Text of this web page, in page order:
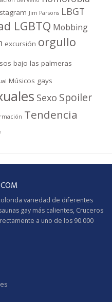
Jim Parsons LBGT
LGBTQ Mobbing
excursión orgullo
bajo las palmeras
Músicos gays
Sexo Spoiler
Tendencia
variedad de diferentes
gay más calientes, Cruceros
a uno de los 90.000